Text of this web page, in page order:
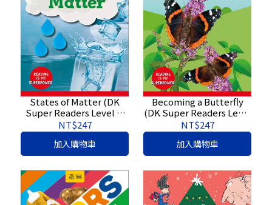
States of Matter (DK
Super Readers Level 1)
【原文書】
9780744075656
NT$247
加入購物車
Becoming a Butterfly
(DK Super Readers Level
1)【原文書】
9780744074918
NT$247
加入購物車